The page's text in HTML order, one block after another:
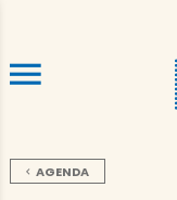
ALLER
AGENDA